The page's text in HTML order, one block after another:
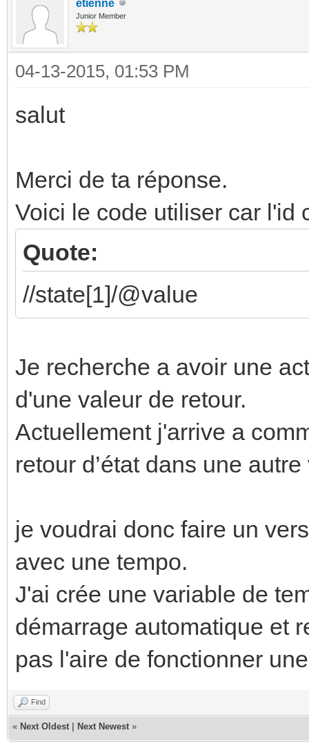
etienne
Junior Member
04-13-2015, 01:53 PM
salut
Merci de ta réponse.
Voici le code utiliser car l'id
Quote:
//state[1]/@value
Je recherche a avoir une
d'une valeur de retour.
Actuellement j'arrive a
retour d’état dans une
je voudrai donc faire un
avec une tempo.
J'ai crée une variable de
démarrage automatique et
pas l'aire de fonctionner
Find
« Next Oldest Next Newest »